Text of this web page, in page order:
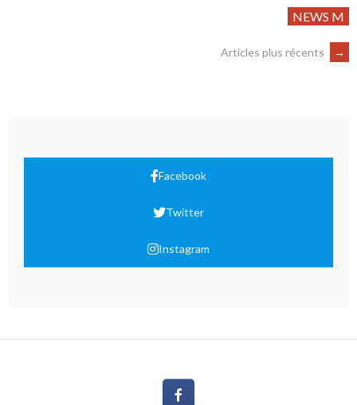
NEWS M
Articles plus récents →
Facebook
Twitter
Instagram